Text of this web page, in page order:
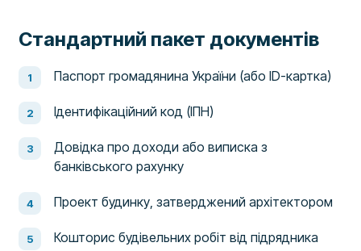
Стандартний пакет документів
Паспорт громадянина України (або ID-картка)
Ідентифікаційний код (ІПН)
Довідка про доходи або виписка з
банківського рахунку
Проект будинку, затверджений архітектором
Кошторис будівельних робіт від підрядника